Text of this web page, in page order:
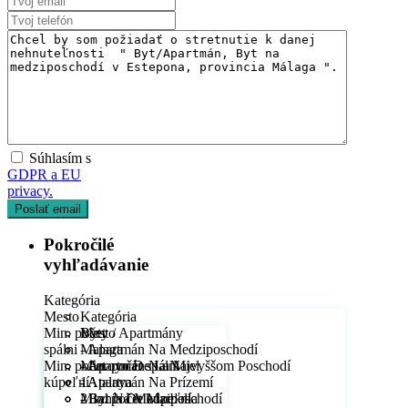
Súhlasím s
GDPR a EU
privacy.
Pokročilé
vyhľadávanie
Kategória
Kategória
Byty / Apartmány
- Apartmán Na Medziposchodí
- Apartmán Na Najvyššom Poschodí
- Apartmán Na Prízemí
- Byt Na Medziposchodí
Mesto
Mesto
Malaga
- Arroyo De La Miel
- Atalaya
- Bahía De Marbella
Min. počet
spálni
Min. počet spálni
1
2
Min. počet
kúpeľní
Min. počet kúpeľní